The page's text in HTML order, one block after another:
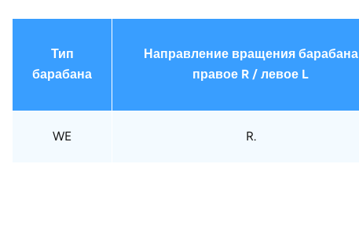
Тип
барабана
Направление вращения барабана
правое R / левое L
WE R.